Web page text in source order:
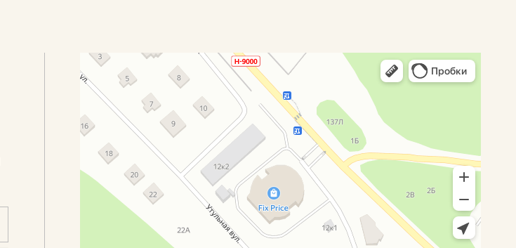
ФуллТрейд
Промышленное оборудование в Минской области